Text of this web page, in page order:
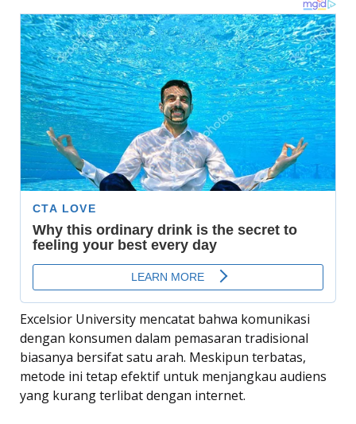
Excelsior University mencatat bahwa komunikasi
dengan konsumen dalam pemasaran tradisional
biasanya bersifat satu arah. Meskipun terbatas,
metode ini tetap efektif untuk menjangkau audiens
yang kurang terlibat dengan internet.